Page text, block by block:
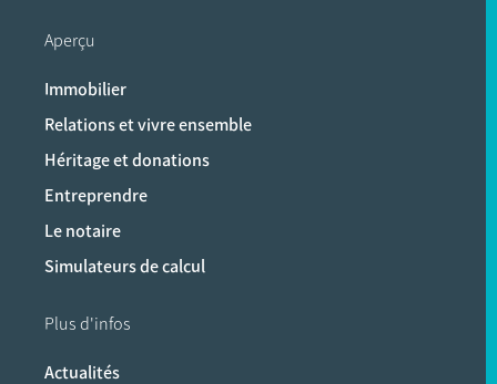
Aperçu
Immobilier
Relations et vivre ensemble
Héritage et donations
Entreprendre
Le notaire
Simulateurs de calcul
Plus d'infos
Actualités